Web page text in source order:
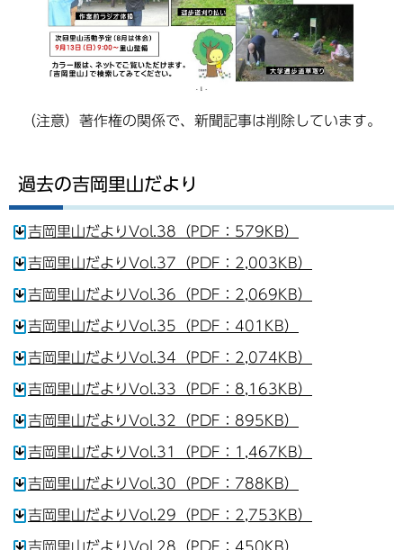
（注意）著作権の関係で、新聞記事は削除しています。
過去の吉岡里山だより
吉岡里山だよりVol.38（PDF：579KB）
吉岡里山だよりVol.37（PDF：2,003KB）
吉岡里山だよりVol.36（PDF：2,069KB）
吉岡里山だよりVol.35（PDF：401KB）
吉岡里山だよりVol.34（PDF：2,074KB）
吉岡里山だよりVol.33（PDF：8,163KB）
吉岡里山だよりVol.32（PDF：895KB）
吉岡里山だよりVol.31（PDF：1,467KB）
吉岡里山だよりVol.30（PDF：788KB）
吉岡里山だよりVol.29（PDF：2,753KB）
吉岡里山だよりVol.28（PDF：450KB）